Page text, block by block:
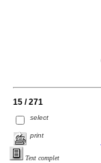
15 / 271
select
print
Text complet